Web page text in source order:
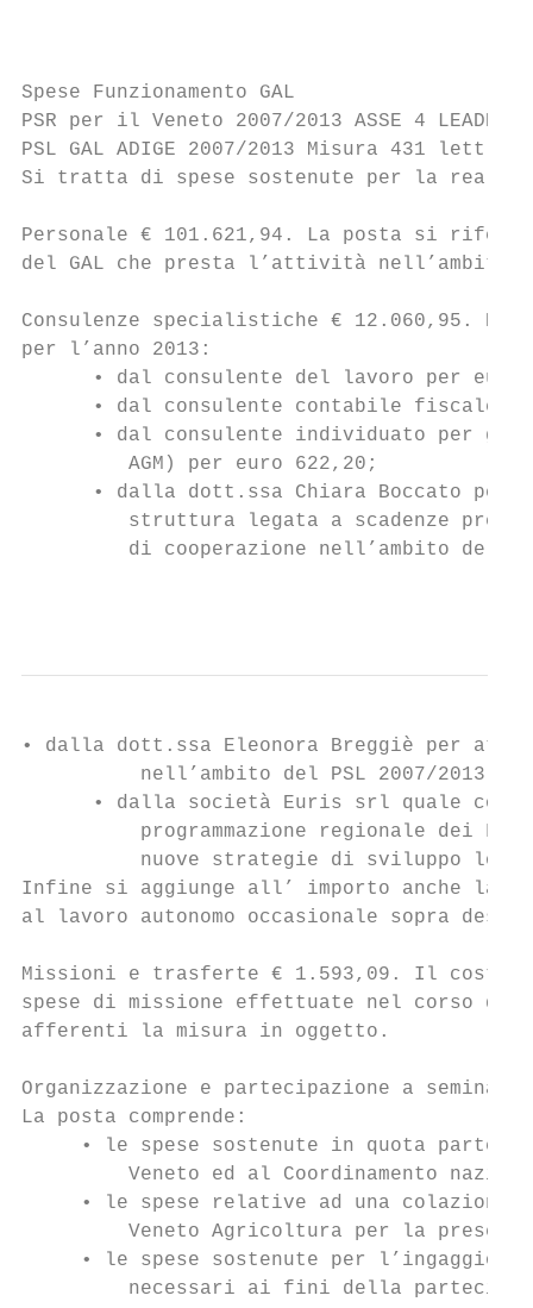
Spese Funzionamento GAL
PSR per il Veneto 2007/2013 ASSE 4 LEADER
PSL GAL ADIGE 2007/2013 Misura 431
Si tratta di spese sostenute per la
Personale € 101.621,94. La posta si
del GAL che presta l’attività nell’ambito
Consulenze specialistiche € 12.060,95.
per l’anno 2013:
• dal consulente del lavoro per euro
• dal consulente contabile fiscale
• dal consulente individuato per
         AGM) per euro 622,20;
• dalla dott.ssa Chiara Boccato per
struttura legata a scadenze
di cooperazione nell’ambito del
• dalla dott.ssa Eleonora Breggiè per
nell’ambito del PSL 2007/2013
• dalla società Euris srl quale
programmazione regionale dei
nuove strategie di sviluppo
Infine si aggiunge all’ importo anche la
al lavoro autonomo occasionale sopra
Missioni e trasferte € 1.593,09. Il costo
spese di missione effettuate nel corso del
afferenti la misura in oggetto.
Organizzazione e partecipazione a
La posta comprende:
• le spese sostenute in quota parte
Veneto ed al Coordinamento
• le spese relative ad una colazione
Veneto Agricoltura per la
• le spese sostenute per l’ingaggio
necessari ai fini della